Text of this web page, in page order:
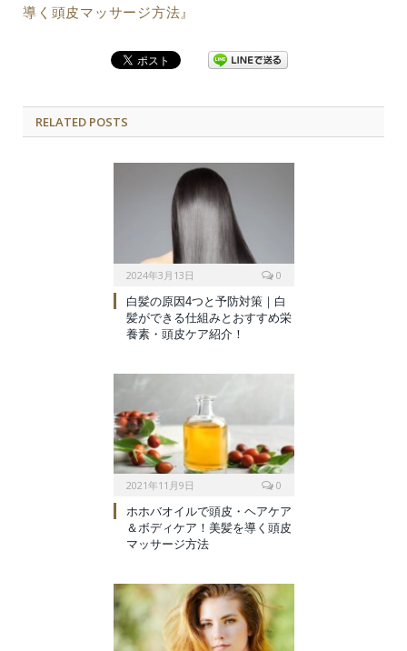
導く頭皮マッサージ方法』
RELATED POSTS
2024年3月13日
0
白髪の原因4つと予防対策｜白
髪ができる仕組みとおすすめ栄
養素・頭皮ケア紹介！
2021年11月9日
0
ホホバオイルで頭皮・ヘアケア
＆ボディケア！美髪を導く頭皮
マッサージ方法